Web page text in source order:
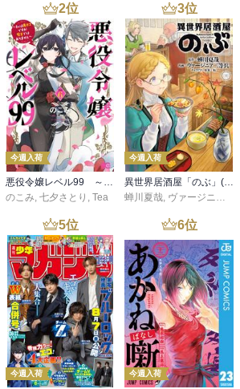
2位
今週入荷
のこみ 七夕さとり Tea
3位
今週入荷
蝉川夏哉 ヴァージニア二等兵
5位
今週入荷
6位
今週入荷